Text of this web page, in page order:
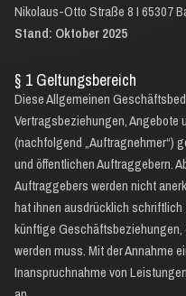
Nikolaus-Otto Straße 8 I 65307
Stand: Oktober 2025
§ 1 Geltungsbereich
Diese Allgemeinen
Vertragsbeziehungen, Angebote
(nachfolgend „Auftragnehmer“)
und öffentlichen Auftraggebern.
Auftraggebers werden nicht
hat ihnen ausdrücklich
künftige
werden muss. Mit der Annahme
Inanspruchnahme von